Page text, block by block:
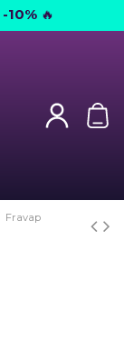
-10% 🔥
Fravap